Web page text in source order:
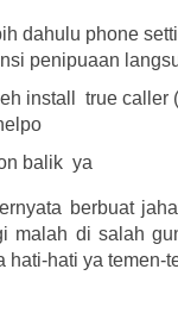
dahulu phone
penipuaan
install true caller
balik ya
berbuat
malah di salah
hati-hati ya temen-